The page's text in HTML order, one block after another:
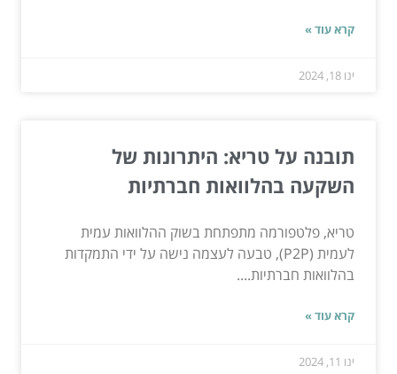
קרא עוד »
ינו 18, 2024
תובנה על טריא: היתרונות של
השקעה בהלוואות חברתיות
טריא, פלטפורמה מתפתחת בשוק ההלוואות עמית
לעמית (P2P), טבעה לעצמה נישה על ידי התמקדות
בהלוואות חברתיות....
קרא עוד »
ינו 11, 2024